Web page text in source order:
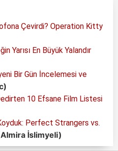
Çevirdi? Operation Kitty
Yarısı En Büyük Yalandır
Bir Gün İncelemesi ve
10 Efsane Film Listesi
Perfect Strangers vs.
İslimyeli)